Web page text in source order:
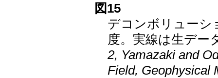
図15
デコンボリューシ
度。実線は生デー
2, Yamazaki and
Field, Geophysical